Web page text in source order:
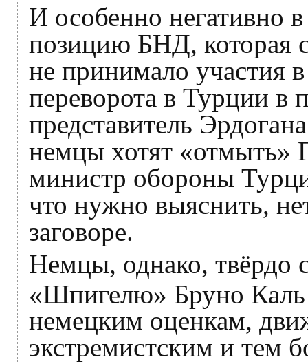
И особенно негативно
позицию БНД, которая
не принимало участия
переворота в Турции
представитель
немцы хотят «отмыть»
министр обороны
что нужно выяснить,
заговоре.
Немцы, однако, твёрдо
«Шпигелю» Бруно Каль
немецким оценкам,
экстремистским и тем